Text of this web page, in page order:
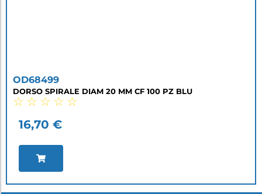
OD68499
DORSO SPIRALE DIAM 20 MM CF 100 PZ BLU
☆ ☆ ☆ ☆ ☆
16,70 €